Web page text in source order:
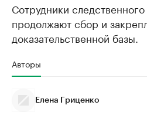
Сотрудники
продолжают сбор и
доказательственной базы.
Авторы
Елена Гриценко